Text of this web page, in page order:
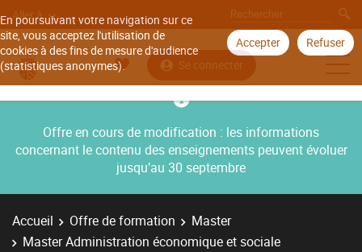
En poursuivant votre navigation sur ce
site, vous acceptez l'utilisation de
cookies à des fins de mesure d'audience
(statistiques anonymes).
Accepter Refuser
Aller à
Se connecter
Offre en cours de modification : les informations
concernant le contenu des enseignements peuvent évoluer
jusqu’au 30 septembre
Accueil Offre de formation
Master
Master Administration économique et sociale